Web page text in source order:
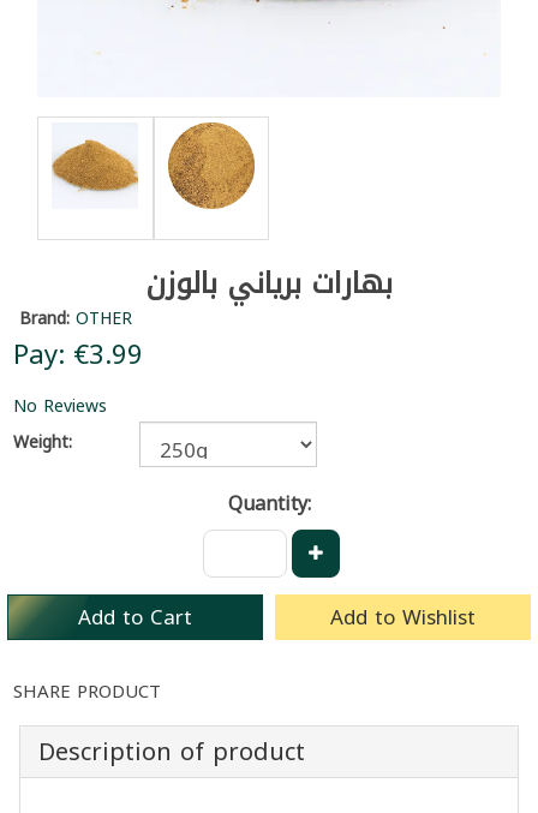
بهارات برياني بالوزن
Brand:OTHER
Pay: €3.99
No Reviews
Weight:
Quantity:
Add to Cart Add to Wishlist
SHARE PRODUCT
Description of product